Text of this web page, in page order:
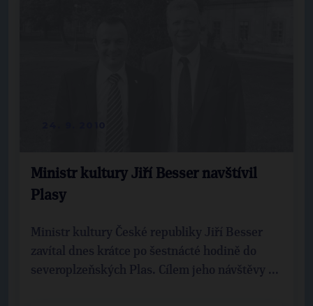
Ministr kultury Jiří Besser navštívil
Plasy
Ministr kultury České republiky Jiří Besser
zavítal dnes krátce po šestnácté hodině do
severoplzeňských Plas. Cílem jeho návštěvy ...